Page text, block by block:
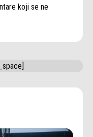
koji se ne